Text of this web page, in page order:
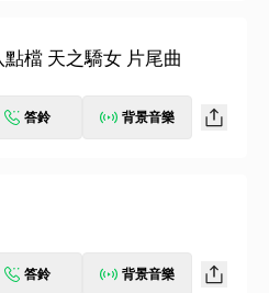
立八點檔 天之驕女 片尾曲
答鈴 背景音樂
答鈴 背景音樂